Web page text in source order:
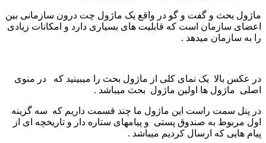
ماژول بحث و گفت و گو در واقع یک ماژول چت درون سازمانی بین
اعضای سازمان است که قابلیت های بسیاری دارد و امکانات زیادی
را به سازمان میدهد .
در عکس بالا یک نمای کلی از ماژول بحث را میبینید که در منوی
اصلی ماژول ها اولین ماژول بحث میباشد .
در پنل سمت راست این ماژول ما چند قسمت داریم که سه گزینه
اول مربوط به صندوق پستی و پیامهای ستاره دار و تاریخچه ای از
پیام هایی که ارسال کردیم میباشد .